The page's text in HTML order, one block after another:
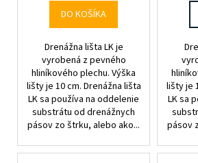
DO KOŠÍKA
Drenážna lišta LK je
vyrobená z pevného
hliníkového plechu. Výška
lišty je 10 cm. Drenážna lišta
LK sa používa na oddelenie
substrátu od drenážnych
pásov zo štrku, alebo ako...
lišty je
LK sa
pásov